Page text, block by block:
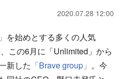
2020.07.28 12:00
を始めとする多くの人気
この6月に「Unlimited」から
新した 「Brave group」 。今